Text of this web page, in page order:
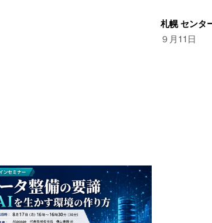
札幌 センタ
９月11日